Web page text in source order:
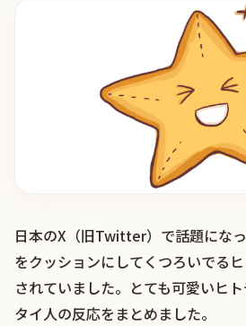
日本のX（旧Twitter）で話題にな
をクッションにしてくつろいでる
されていました。とても可愛いヒ
タイ人の反応をまとめました。